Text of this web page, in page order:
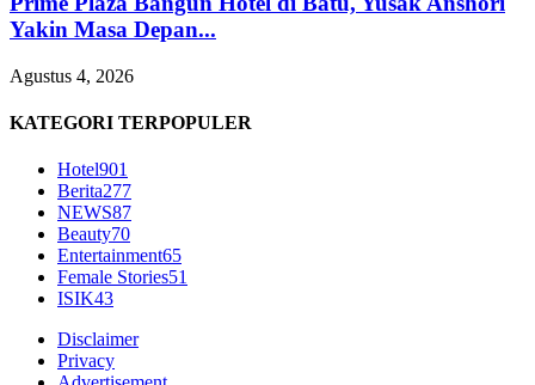
Yakin Masa Depan...
Agustus 4, 2026
KATEGORI TERPOPULER
Hotel901
Berita277
NEWS87
Beauty70
Entertainment65
Female Stories51
ISIK43
Disclaimer
Privacy